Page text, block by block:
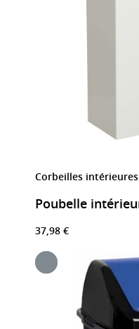
Corbeilles intérieures
37,98 €